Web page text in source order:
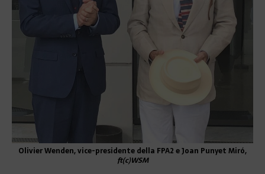
Olivier Wenden, vice-presidente della FPA2 e Joan Punyet Miró,
ft(c)WSM